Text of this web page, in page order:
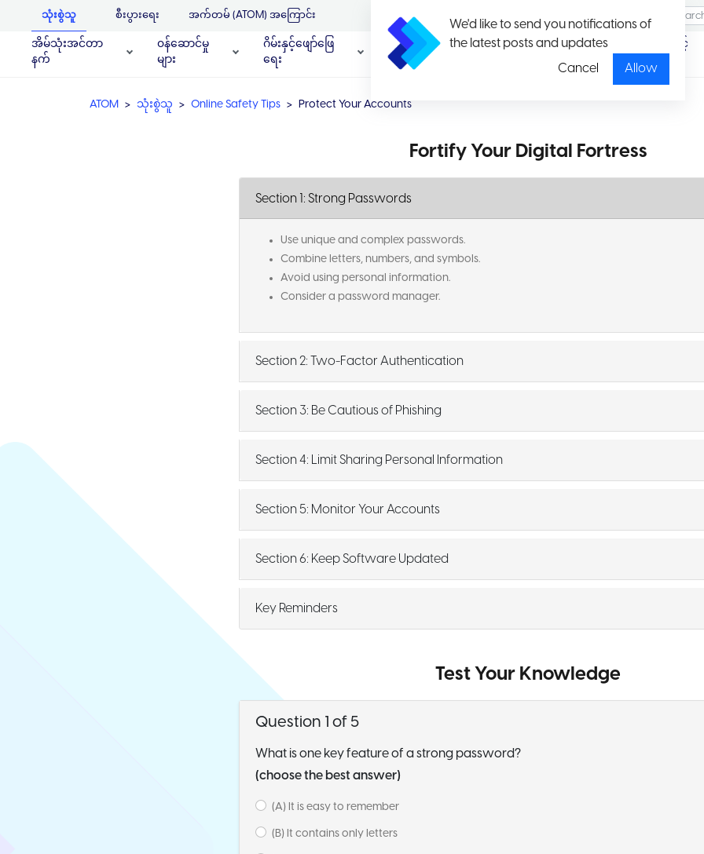
We'd like to send you notifications of
the latest posts and updates
Cancel
Allow
သုံးစွဲသူ စီးပွားရေး အက်တမ် (ATOM) အကြောင်း
အိမ်သုံးအင်တာ
နက်
၀န်ဆောင်မှု
များ
ဂိမ်းနှင့်ဖျော်ဖြေ
ရေး
ပရိုမိုး
ရှင်း
ပတ်ကေ့ချ်နှင့်
နှုန်းထားများ
ATOM သုံးစွဲသူ Online Safety Tips Protect Your Accounts
Fortify Your Digital Fortress
Section 1: Strong Passwords
Use unique and complex passwords.
Combine letters, numbers, and symbols.
Avoid using personal information.
Consider a password manager.
Section 2: Two-Factor Authentication
Section 3: Be Cautious of Phishing
Section 4: Limit Sharing Personal Information
Section 5: Monitor Your Accounts
Section 6: Keep Software Updated
Key Reminders
Test Your Knowledge
Question 1 of 5
What is one key feature of a strong password?
(choose the best answer)
(A) It is easy to remember
(B) It contains only letters